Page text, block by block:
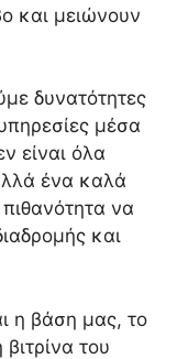
και μειώνουν
δυνατότητες
μέσα
είναι όλα
ένα καλά
να
και
η βάση μας, το
του